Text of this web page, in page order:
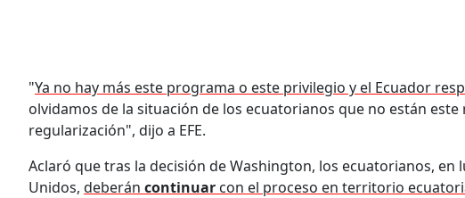
"Ya no hay más este programa o este privilegio y el Ecuador
olvidamos de la situación de los ecuatorianos que no están
regularización", dijo a EFE.
Aclaró que tras la decisión de Washington, los ecuatorianos,
Unidos, deberán continuar con el proceso en territorio